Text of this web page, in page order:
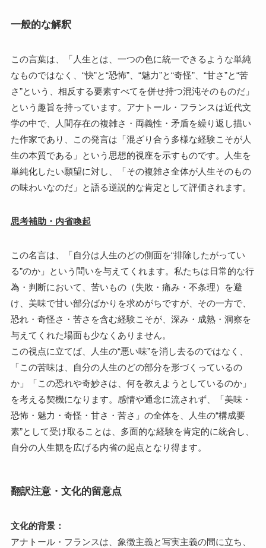
一般的な解釈
この言葉は、「人生とは、一つの色に統一できるような単純
なものではなく、“快”と“恐怖”、“魅力”と“奇怪”、“甘さ”と“苦
さ”という、相反する要素すべてを併せ持つ混沌そのものだ」
という趣旨を持っています。アナトール・フランスは近代文
学の中で、人間存在の複雑さ・両義性・矛盾を繰り返し描い
た作家であり、この発言は「混ざり合う多様な経験こそが人
生の本質である」という思想的視座を示すものです。人生を
単純化したい願望に対し、「その複雑さ全体が人生そのもの
の味わいなのだ」と語る逆説的な肯定として評価されます。
思考補助・内省喚起
この名言は、「自分は人生のどの側面を“排除したがってい
る”のか」という問いを与えてくれます。私たちは日常的な行
為・判断において、苦いもの（失敗・痛み・不条理）を避
け、美味で甘い部分ばかりを求めがちですが、その一方で、
恐れ・奇怪さ・苦さを含む経験こそが、深み・成熟・洞察を
与えてくれた場面も少なくありません。
この視点に立てば、人生の“悪い味”を消し去るのではなく、
「この苦味は、自分の人生のどの部分を形づくっているの
か」「この恐れや奇妙さは、何を教えようとしているのか」
を考える契機になります。感情や通念に流されず、「美味・
恐怖・魅力・奇怪・甘さ・苦さ」の全体を、人生の“構成要
素”として受け取ることは、多面的な経験を肯定的に統合し、
自分の人生観を広げる内省の起点となり得ます。
翻訳注意・文化的留意点
文化的背景：
アナトール・フランスは、象徴主義と写実主義の間に立ち、